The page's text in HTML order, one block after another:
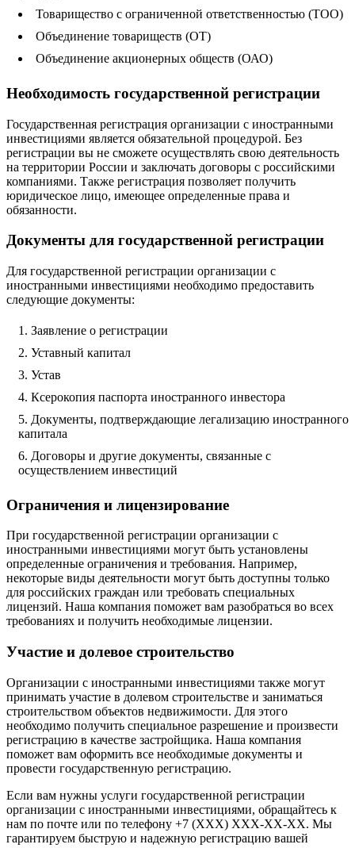
Товарищество с ограниченной ответственностью (ТОО)
Объединение товариществ (ОТ)
Объединение акционерных обществ (ОАО)
Необходимость государственной регистрации
Государственная регистрация организации с иностранными
инвестициями является обязательной процедурой. Без
регистрации вы не сможете осуществлять свою деятельность
на территории России и заключать договоры с российскими
компаниями. Также регистрация позволяет получить
юридическое лицо, имеющее определенные права и
обязанности.
Документы для государственной регистрации
Для государственной регистрации организации с
иностранными инвестициями необходимо предоставить
следующие документы:
Заявление о регистрации
Уставный капитал
Устав
Ксерокопия паспорта иностранного инвестора
Документы, подтверждающие легализацию иностранного
капитала
Договоры и другие документы, связанные с
осуществлением инвестиций
Ограничения и лицензирование
При государственной регистрации организации с
иностранными инвестициями могут быть установлены
определенные ограничения и требования. Например,
некоторые виды деятельности могут быть доступны только
для российских граждан или требовать специальных
лицензий. Наша компания поможет вам разобраться во всех
требованиях и получить необходимые лицензии.
Участие и долевое строительство
Организации с иностранными инвестициями также могут
принимать участие в долевом строительстве и заниматься
строительством объектов недвижимости. Для этого
необходимо получить специальное разрешение и произвести
регистрацию в качестве застройщика. Наша компания
поможет вам оформить все необходимые документы и
провести государственную регистрацию.
Если вам нужны услуги государственной регистрации
организации с иностранными инвестициями, обращайтесь к
нам по почте или по телефону +7 (XXX) XXX-XX-XX. Мы
гарантируем быструю и надежную регистрацию вашей